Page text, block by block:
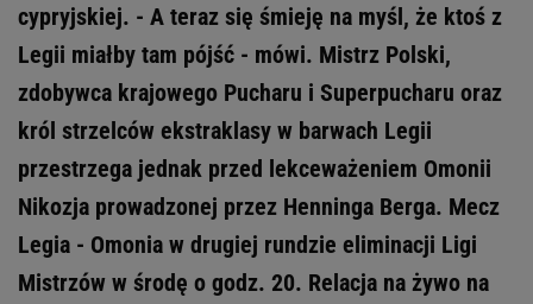
cypryjskiej. - A teraz się śmieję na myśl, że ktoś z
Legii miałby tam pójść - mówi. Mistrz Polski,
zdobywca krajowego Pucharu i Superpucharu oraz
król strzelców ekstraklasy w barwach Legii
przestrzega jednak przed lekceważeniem Omonii
Nikozja prowadzonej przez Henninga Berga. Mecz
Legia - Omonia w drugiej rundzie eliminacji Ligi
Mistrzów w środę o godz. 20. Relacja na żywo na